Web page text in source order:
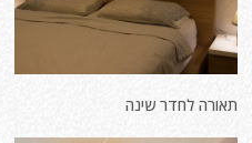
תאורה לחדר שינה